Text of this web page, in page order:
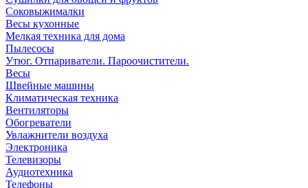
Соковыжималки
Весы кухонные
Мелкая техника для дома
Пылесосы
Утюг. Отпариватели. Пароочистители.
Весы
Швейные машины
Климатическая техника
Вентиляторы
Обогреватели
Увлажнители воздуха
Электроника
Телевизоры
Аудиотехника
Телефоны